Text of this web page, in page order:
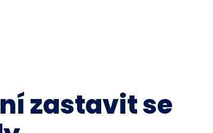
zastavit se